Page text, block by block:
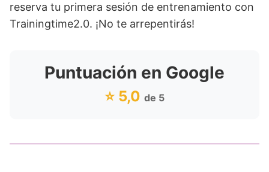
reserva tu primera sesión de entrenamiento con
Trainingtime2.0. ¡No te arrepentirás!
Puntuación en Google
⭐ 5,0 de 5